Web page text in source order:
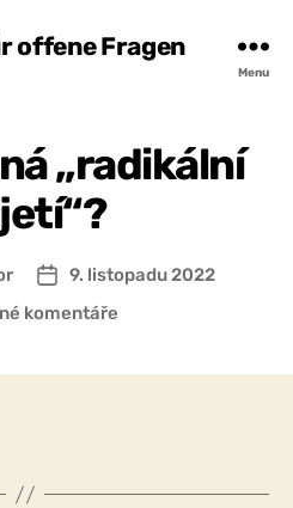
offene Fragen
Menu
„radikální
Datum
příspěvku
9. listopadu 2022
komentářeu
přijetí“?